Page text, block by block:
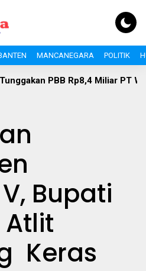
MANCANEGARA POLITIK
Miliar PT Wika Serpan: Investor
Bupati
Keras